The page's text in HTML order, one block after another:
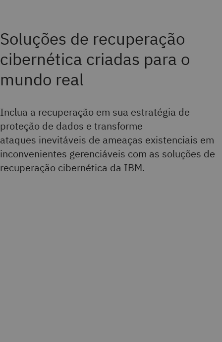
Soluções de recuperação
cibernética criadas para o
mundo real
Inclua a recuperação em sua estratégia de
proteção de dados e transforme
ataques inevitáveis de ameaças existenciais em
inconvenientes gerenciáveis com as soluções de
recuperação cibernética da IBM.